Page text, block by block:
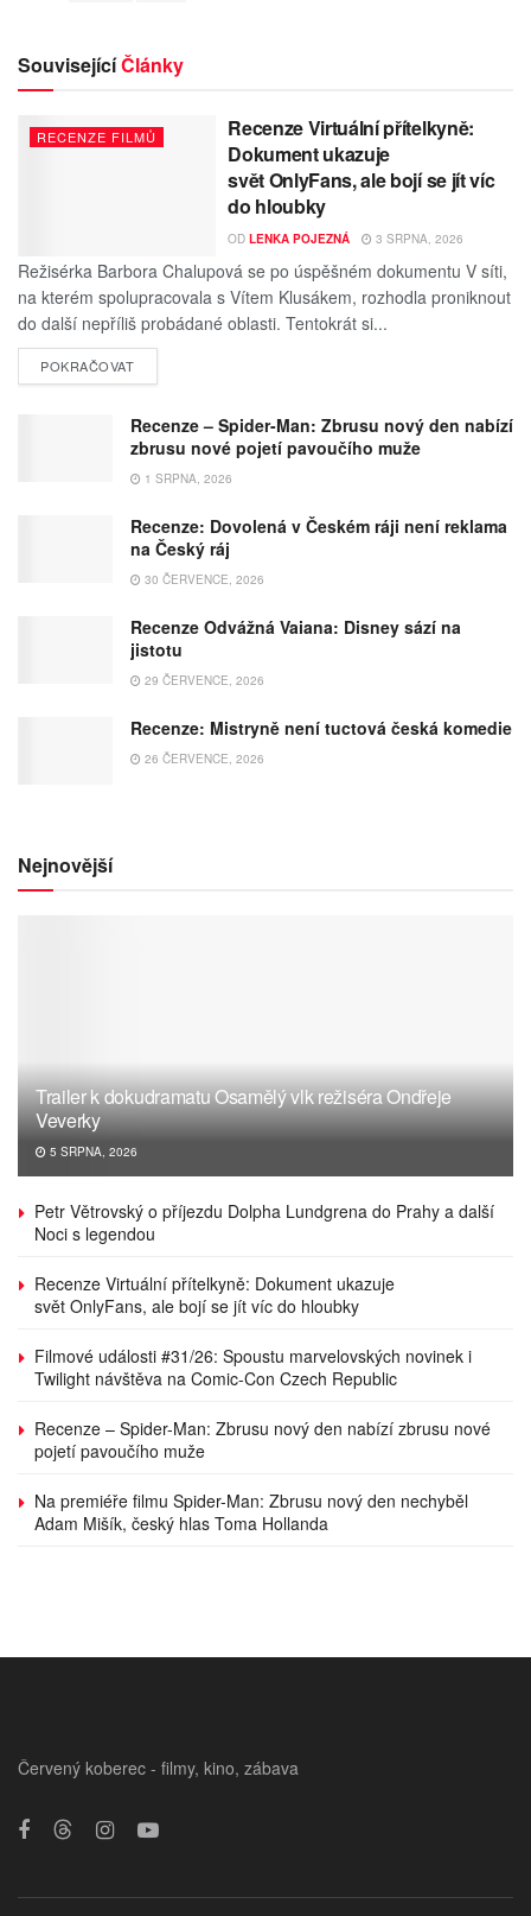
SouvisejícíČlánky
RECENZE FILMŮ
Recenze Virtuální přítelkyně:
Dokument ukazuje
svět OnlyFans, ale bojí se jít víc
do hloubky
OD LENKA POJEZNÁ 3 SRPNA, 2026
Režisérka Barbora Chalupová se po úspěšném dokumentu V síti,
na kterém spolupracovala s Vítem Klusákem, rozhodla proniknout
do další nepříliš probádané oblasti. Tentokrát si...
POKRAČOVAT
Recenze – Spider-Man: Zbrusu nový den nabízí
zbrusu nové pojetí pavoučího muže
1 SRPNA, 2026
Recenze: Dovolená v Českém ráji není reklama
na Český ráj
30 ČERVENCE, 2026
Recenze Odvážná Vaiana: Disney sází na
jistotu
29 ČERVENCE, 2026
Recenze: Mistryně není tuctová česká komedie
26 ČERVENCE, 2026
Nejnovější
Trailer k dokudramatu Osamělý vlk režiséra Ondřeje
Veverky
5 SRPNA, 2026
Petr Větrovský o příjezdu Dolpha Lundgrena do Prahy a další
Noci s legendou
Recenze Virtuální přítelkyně: Dokument ukazuje
svět OnlyFans, ale bojí se jít víc do hloubky
Filmové události #31/26: Spoustu marvelovských novinek i
Twilight návštěva na Comic-Con Czech Republic
Recenze – Spider-Man: Zbrusu nový den nabízí zbrusu nové
pojetí pavoučího muže
Na premiéře filmu Spider-Man: Zbrusu nový den nechyběl
Adam Mišík, český hlas Toma Hollanda
Červený koberec - filmy, kino, zábava